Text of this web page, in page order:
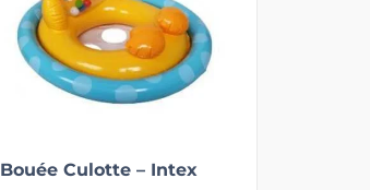
Bouée Culotte – Intex